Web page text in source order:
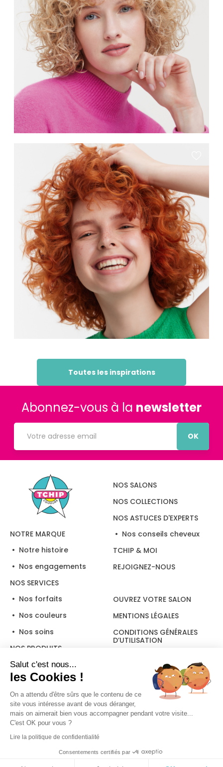
Toutes les inspirations
Abonnez-vous à la newsletter
OK
NOTRE MARQUE
Notre histoire
Nos engagements
NOS SERVICES
Nos forfaits
Nos couleurs
Nos soins
NOS PRODUITS
NOS SALONS
NOS COLLECTIONS
NOS ASTUCES D'EXPERTS
Nos conseils cheveux
TCHIP & MOI
REJOIGNEZ-NOUS
OUVREZ VOTRE SALON
MENTIONS LÉGALES
CONDITIONS GÉNÉRALES
D’UTILISATION
Suivez-nous
© 2026 Tchip. Tous droits réservés.
Politique de Confidentialité.
Politique de Cookie.
Salut c'est nous...
les Cookies !
On a attendu d'être sûrs que le contenu de ce
site vous intéresse avant de vous déranger,
mais on aimerait bien vous accompagner pendant votre visite...
C'est OK pour vous ?
Lire la politique de confidentialité
Consentements certifiés par